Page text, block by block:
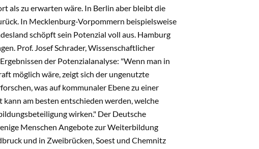
als zu erwarten wäre. In Berlin aber bleibt die
In Mecklenburg-Vorpommern beispielsweise
schöpft sein Potenzial voll aus. Hamburg
Prof. Josef Schrader, Wissenschaftlicher
der Potenzialanalyse: "Wenn man in
möglich wäre, zeigt sich der ungenutzte
was auf kommunaler Ebene zu einer
am besten entschieden werden, welche
wirken." Der Deutsche
Menschen Angebote zur Weiterbildung
und in Zweibrücken, Soest und Chemnitz